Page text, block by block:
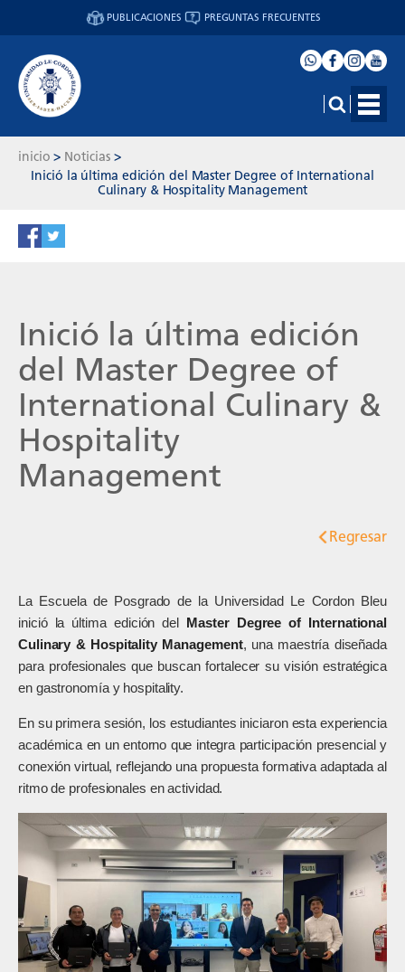
PUBLICACIONES PREGUNTAS FRECUENTES
inicio > Noticias >
Inició la última edición del Master Degree of International
Culinary & Hospitality Management
Inició la última edición
del Master Degree of
International Culinary &
Hospitality
Management
Regresar
La Escuela de Posgrado de la Universidad Le Cordon Bleu
inició la última edición del Master Degree of International
Culinary & Hospitality Management, una maestría diseñada
para profesionales que buscan fortalecer su visión estratégica
en gastronomía y hospitality.
En su primera sesión, los estudiantes iniciaron esta experiencia
académica en un entorno que integra participación presencial y
conexión virtual, reflejando una propuesta formativa adaptada al
ritmo de profesionales en actividad.